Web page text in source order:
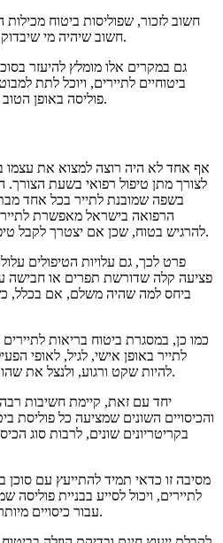
חשוב לזכור, שפוליסות ביטוח מכילות
חשוב שיהיה מי שיבדוק אותן עבור המבוטח באופן יסודי.
גם במקרים אלו מומלץ להיעזר
ביטוחיים לתיירים, ויוכל לתת
פוליסה באופן הטוב ביותר והמשתלם ביותר למבוטח.
אף אחד לא היה רוצה למצוא את עצמו
לצורך מתן טיפול רפואי בשעת הצורך.
בשפה שמובנת לתייר בכל אחד
הרפואה בישראל מאפשרת לתייר
להרגיש בטוח, שכן אם יצטרך לקבל טיפול, יש לו כתובת ומענה בכל עת.
פרט לכך, גם עלויות הטיפולים
פציעה קלה שדורשת תפרים או חבישה
ביחס למה שהיה משלם, אם בכלל,
כמו כן, במסגרת ביטוח בריאות
לתייר באופן אישי, לגיל, לאופי
להיות שקט ורגוע, ולנצל את שהותו בישראל בצורה הטובה ביותר.
יחד עם זאת, קיימת חשיבות
והכיסויים השונים שמציעה כל פוליסת
בקריטריונים שונים, לרבות סוג
מסיבה זו כדאי תמיד להתייעץ עם
לתיירים, ויכול לסייע בבניית
עבור כיסויים מיותרים, אך עדיין יקבל כיסוי מתאים.